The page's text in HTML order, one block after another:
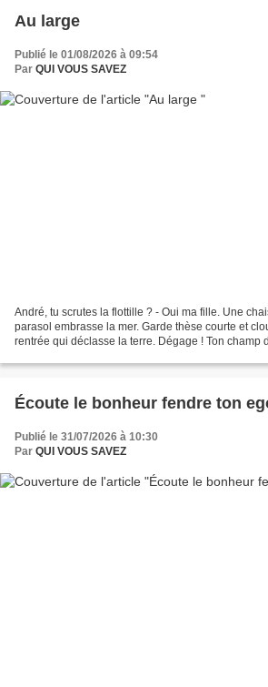
Au large
Publié le 01/08/2026 à 09:54
Par QUI VOUS SAVEZ
André, tu scrutes la flottille ? - Oui ma fille. Une
parasol embrasse la mer. Garde thèse courte et
rentrée qui déclasse la terre. Dégage ! Ton champ
Écoute le bonheur fendre ton
Publié le 31/07/2026 à 10:30
Par QUI VOUS SAVEZ